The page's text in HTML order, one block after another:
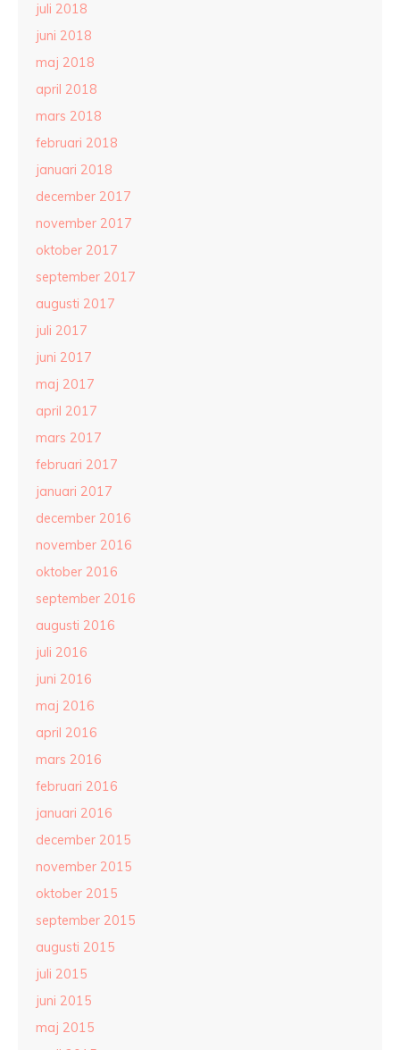
juli 2018
juni 2018
maj 2018
april 2018
mars 2018
februari 2018
januari 2018
december 2017
november 2017
oktober 2017
september 2017
augusti 2017
juli 2017
juni 2017
maj 2017
april 2017
mars 2017
februari 2017
januari 2017
december 2016
november 2016
oktober 2016
september 2016
augusti 2016
juli 2016
juni 2016
maj 2016
april 2016
mars 2016
februari 2016
januari 2016
december 2015
november 2015
oktober 2015
september 2015
augusti 2015
juli 2015
juni 2015
maj 2015